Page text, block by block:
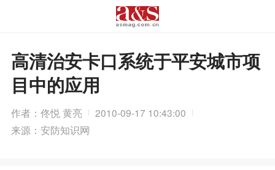
高清治安卡口系统于平安城市项
目中的应用
作者：佟悦 黄亮
2010-09-17 10:43:00
来源：安防知识网